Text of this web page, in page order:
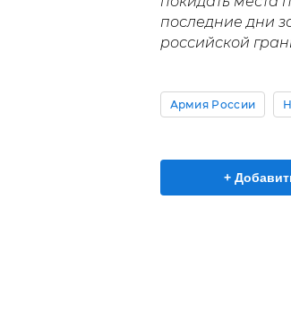
последние дни
российской
Армия России
+